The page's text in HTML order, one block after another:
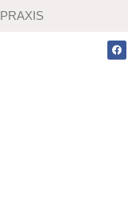
PRAXIS